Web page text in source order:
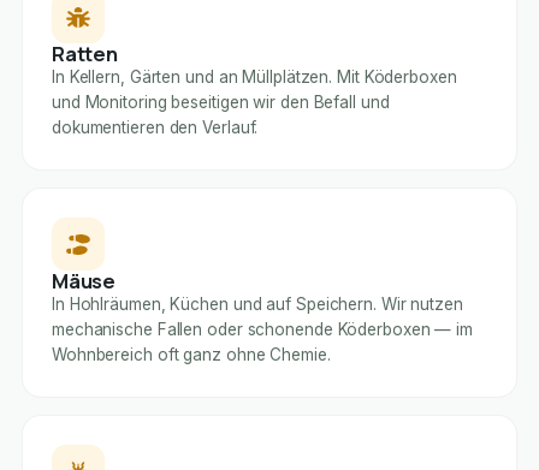
Ratten
In Kellern, Gärten und an Müllplätzen. Mit Köderboxen
und Monitoring beseitigen wir den Befall und
dokumentieren den Verlauf.
Mäuse
In Hohlräumen, Küchen und auf Speichern. Wir nutzen
mechanische Fallen oder schonende Köderboxen — im
Wohnbereich oft ganz ohne Chemie.